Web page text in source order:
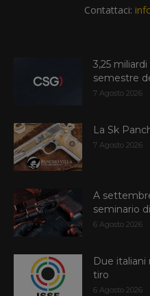
Contattaci:
3,25
semestre
7 Agosto 2026
La Sk
7 Agosto 2026
A
seminario
6 Agosto 2026
Due
tiro
6 Agosto 2026